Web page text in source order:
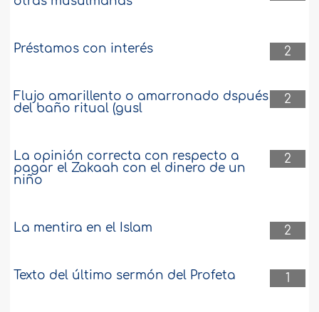
2
Préstamos con interés
2
Flujo amarillento o amarronado dspués
del baño ritual (gusl
2
La opinión correcta con respecto a
pagar el Zakaah con el dinero de un
niño
2
La mentira en el Islam
1
Texto del último sermón del Profeta